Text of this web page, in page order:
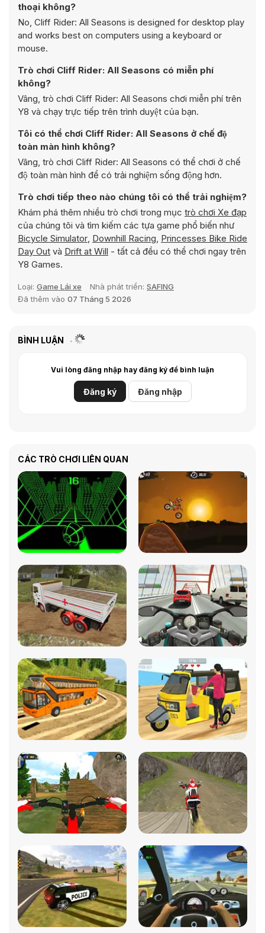
thoại không?
No, Cliff Rider: All Seasons is designed for desktop play
and works best on computers using a keyboard or
mouse.
Trò chơi Cliff Rider: All Seasons có miễn phí
không?
Vâng, trò chơi Cliff Rider: All Seasons chơi miễn phí trên
Y8 và chạy trực tiếp trên trình duyệt của bạn.
Tôi có thể chơi Cliff Rider: All Seasons ở chế độ
toàn màn hình không?
Vâng, trò chơi Cliff Rider: All Seasons có thể chơi ở chế
độ toàn màn hình để có trải nghiệm sống động hơn.
Trò chơi tiếp theo nào chúng tôi có thể trải nghiệm?
Khám phá thêm nhiều trò chơi trong mục trò chơi Xe đạp
của chúng tôi và tìm kiếm các tựa game phổ biến như
Bicycle Simulator, Downhill Racing, Princesses Bike Ride
Day Out và Drift at Will - tất cả đều có thể chơi ngay trên
Y8 Games.
Loại: Game Lái xe Nhà phát triển: SAFING
Đã thêm vào 07 Tháng 5 2026
BÌNH LUẬN
Vui lòng đăng nhập hay đăng ký để bình luận
Đăng ký Đăng nhập
CÁC TRÒ CHƠI LIÊN QUAN